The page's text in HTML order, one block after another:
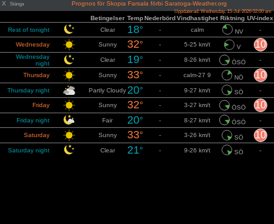
X Stänga Prognos för Skopia Farsala förbi Saratoga-Weather.org
Uppdaterad: Wednesday, 15-Jul-2026 02:00 am
Betingelser TempNederbördVindhastighet Riktning UV-index
Rest of tonight
Clear 18° - calm NV -
Wednesday Sunny 32° - 5-25 km/t V 10
Wednesday
night
Clear 19° - 8-26 km/t ÖSÖ -
Thursday Sunny 33° - calm-27 9 NÖ 10
Thursday night Partly Cloudy 20° - 9-27 km/t SÖ -
Friday Sunny 32° - 3-27 km/t ÖSÖ 10
Friday night Fair 20° - 8-27 km/t ÖSÖ -
Saturday Sunny 33° - 3-26 km/t SÖ 10
Saturday night Clear 21° - 9-26 km/t SÖ -